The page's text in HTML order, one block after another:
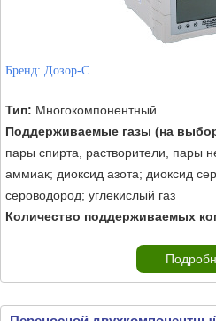
Бренд: Дозор-С
Тип: Многокомпонентный
Поддерживаемые газы (на
пары спирта, растворители, пары
аммиак; диоксид азота; диоксид
сероводород; углекислый газ
Количество поддерживаемых